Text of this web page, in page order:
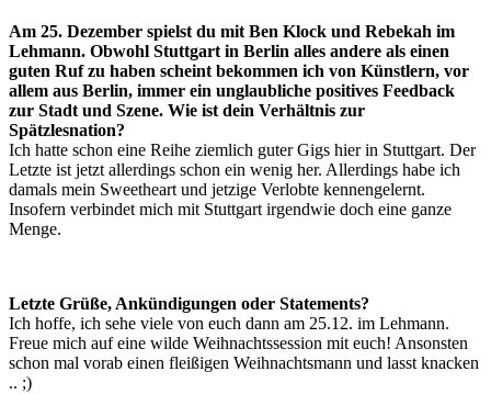
Am 25. Dezember spielst du mit Ben Klock und Rebekah im
Lehmann. Obwohl Stuttgart in Berlin alles andere als einen
guten Ruf zu haben scheint bekommen ich von Künstlern, vor
allem aus Berlin, immer ein unglaubliche positives Feedback
zur Stadt und Szene. Wie ist dein Verhältnis zur
Spätzlesnation?
Ich hatte schon eine Reihe ziemlich guter Gigs hier in Stuttgart. Der
Letzte ist jetzt allerdings schon ein wenig her. Allerdings habe ich
damals mein Sweetheart und jetzige Verlobte kennengelernt.
Insofern verbindet mich mit Stuttgart irgendwie doch eine ganze
Menge.
Letzte Grüße, Ankündigungen oder Statements?
Ich hoffe, ich sehe viele von euch dann am 25.12. im Lehmann.
Freue mich auf eine wilde Weihnachtssession mit euch! Ansonsten
schon mal vorab einen fleißigen Weihnachtsmann und lasst knacken
.. ;)